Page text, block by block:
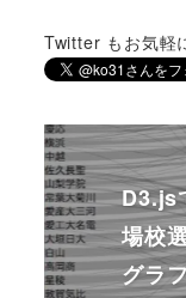
Twitter もお気軽
D3.js
場校
グラ